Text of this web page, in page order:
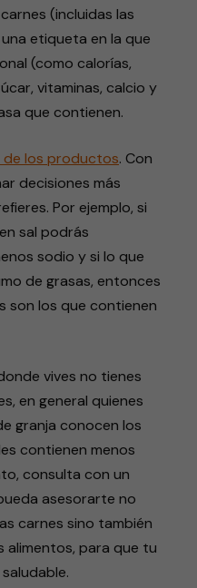
(incluidas las
etiqueta en la que
(como calorías,
vitaminas, calcio y
que contienen.
de los productos. Con
decisiones más
Por ejemplo, si
sal podrás
sodio y si lo que
de grasas, entonces
son los que contienen
vives no tienes
en general quienes
granja conocen los
contienen menos
consulta con un
asesorarte no
carnes sino también
para que tu